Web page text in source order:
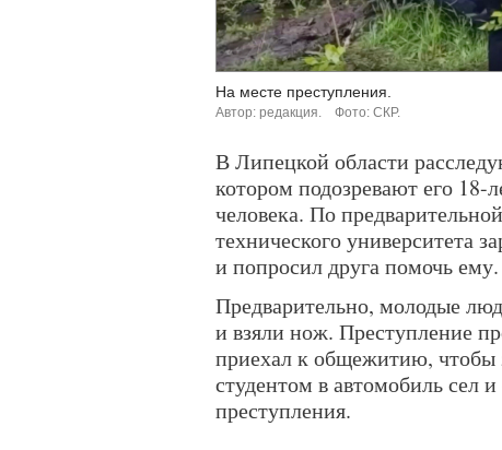
На месте преступления.
Автор: редакция. Фото: СКР.
В Липецкой области
котором подозревают его 18-
человека. По
технического университета
и попросил друга помочь ему.
Предварительно, молодые
и взяли нож. Преступление
приехал к общежитию, чтобы
студентом в автомобиль сел
преступления.